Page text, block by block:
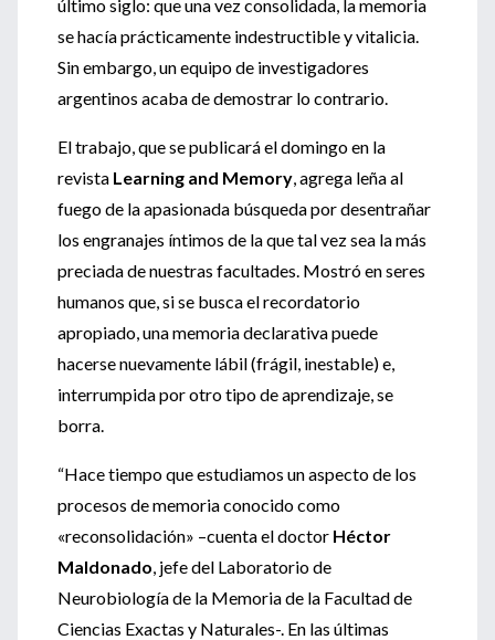
último siglo: que una vez consolidada, la memoria
se hacía prácticamente indestructible y vitalicia.
Sin embargo, un equipo de investigadores
argentinos acaba de demostrar lo contrario.
El trabajo, que se publicará el domingo en la
revista Learning and Memory, agrega leña al
fuego de la apasionada búsqueda por desentrañar
los engranajes íntimos de la que tal vez sea la más
preciada de nuestras facultades. Mostró en seres
humanos que, si se busca el recordatorio
apropiado, una memoria declarativa puede
hacerse nuevamente lábil (frágil, inestable) e,
interrumpida por otro tipo de aprendizaje, se
borra.
“Hace tiempo que estudiamos un aspecto de los
procesos de memoria conocido como
«reconsolidación» –cuenta el doctor Héctor
Maldonado, jefe del Laboratorio de
Neurobiología de la Memoria de la Facultad de
Ciencias Exactas y Naturales-. En las últimas